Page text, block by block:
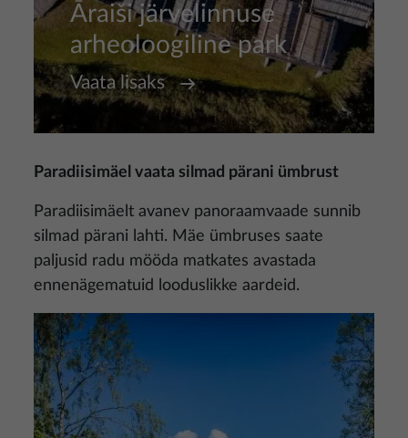
Āraiši järvelinnuse
arheoloogiline park
Vaata lisaks
Paradiisimäel vaata silmad pärani ümbrust
Paradiisimäelt avanev panoraamvaade sunnib
silmad pärani lahti. Mäe ümbruses saate
paljusid radu mööda matkates avastada
ennenägematuid looduslikke aardeid.
Pilt